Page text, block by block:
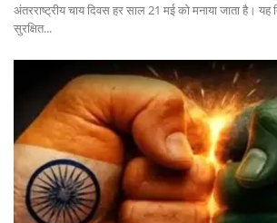
अंतरराष्ट्रीय चाय दिवस हर साल 21 मई को मनाया जाता है। यह
सुरक्षित...